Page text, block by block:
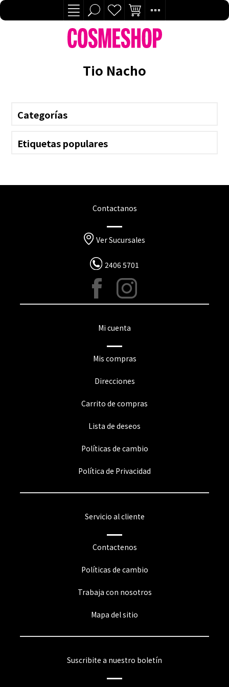
Tio Nacho
Categorías
Etiquetas populares
Contactanos
Ver Sucursales
2406 5701
Mi cuenta
Mis compras
Direcciones
Carrito de compras
Lista de deseos
Políticas de cambio
Política de Privacidad
Servicio al cliente
Contactenos
Políticas de cambio
Trabaja con nosotros
Mapa del sitio
Suscribite a nuestro boletín